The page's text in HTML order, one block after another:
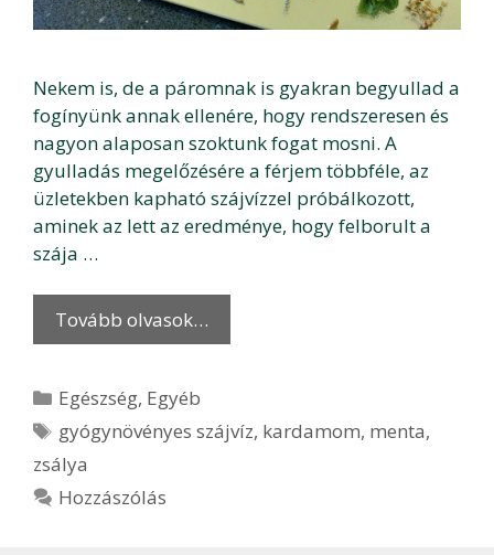
Nekem is, de a páromnak is gyakran begyullad a
fogínyünk annak ellenére, hogy rendszeresen és
nagyon alaposan szoktunk fogat mosni. A
gyulladás megelőzésére a férjem többféle, az
üzletekben kapható szájvízzel próbálkozott,
aminek az lett az eredménye, hogy felborult a
szája …
Tovább olvasok…
Kategória
Egészség, Egyéb
Címkék
gyógynövényes szájvíz, kardamom, menta,
zsálya
Hozzászólás